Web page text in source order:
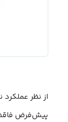
از نظر
پیش‌فرض